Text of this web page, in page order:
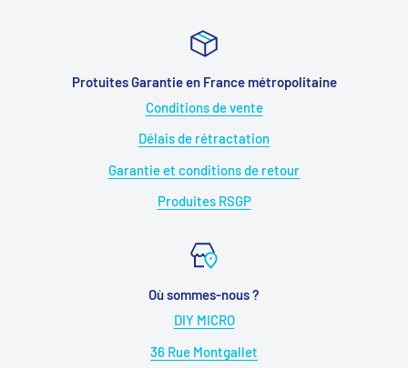
Protuites Garantie en France métropolitaine
Conditions de vente
Délais de rétractation
Garantie et conditions de retour
Produites RSGP
Où sommes-nous ?
DIY MICRO
36 Rue Montgallet